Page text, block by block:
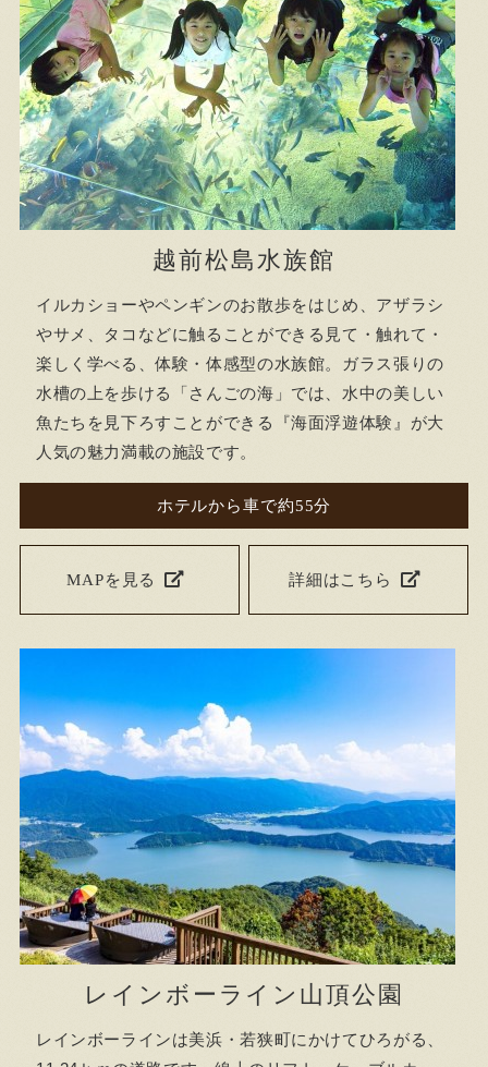
越前松島水族館
イルカショーやペンギンのお散歩をはじめ、アザラシ
やサメ、タコなどに触ることができる見て・触れて・
楽しく学べる、体験・体感型の水族館。ガラス張りの
水槽の上を歩ける「さんごの海」では、水中の美しい
魚たちを見下ろすことができる『海面浮遊体験』が大
人気の魅力満載の施設です。
ホテルから車で約55分
MAPを見る 詳細はこちら
レインボーライン山頂公園
レインボーラインは美浜・若狭町にかけてひろがる、